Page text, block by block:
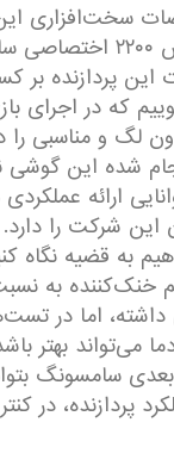
سخت‌افزاری
پردازنده اگزینوس
پردازنده بر
که در اجرای
لگ و مناسبی را
شده این گوشی
ارائه
این شرکت را
به قضیه نگاه
خنک‌کننده به
اما در
می‌تواند بهتر
سامسونگ
پردازنده، در